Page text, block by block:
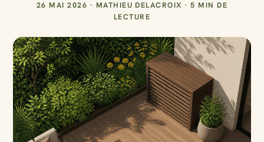
26 MAI 2026 · MATHIEU DELACROIX · 5 MIN DE
LECTURE